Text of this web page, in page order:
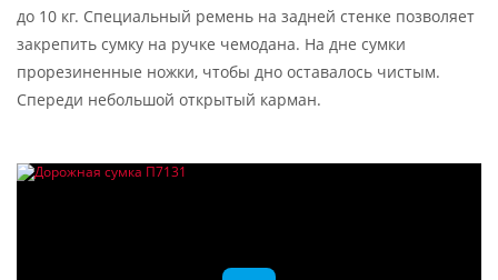
до 10 кг. Специальный ремень на задней стенке позволяет
закрепить сумку на ручке чемодана. На дне сумки
прорезиненные ножки, чтобы дно оставалось чистым.
Спереди небольшой открытый карман.